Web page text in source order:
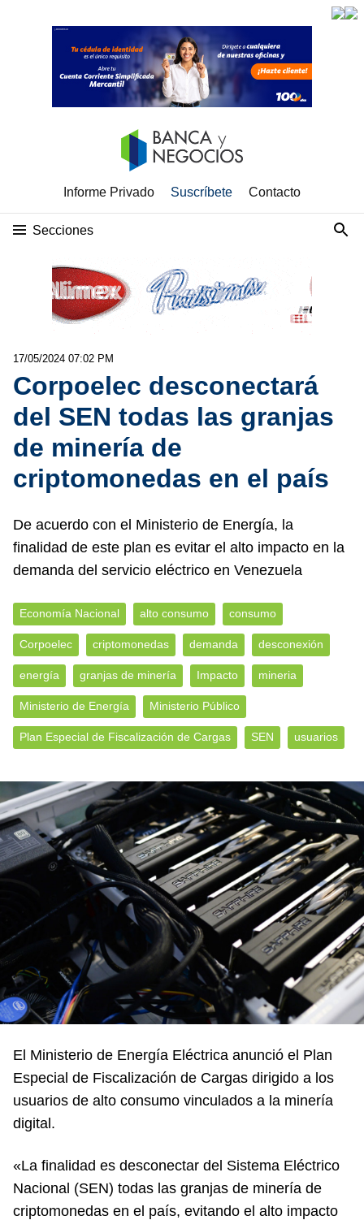
Informe Privado Suscríbete Contacto
Secciones
17/05/2024 07:02 PM
Corpoelec desconectará
del SEN todas las granjas
de minería de
criptomonedas en el país
De acuerdo con el Ministerio de Energía, la
finalidad de este plan es evitar el alto impacto en la
demanda del servicio eléctrico en Venezuela
Economía Nacional alto consumo consumo
Corpoelec criptomonedas demanda desconexión
energía granjas de minería Impacto mineria
Ministerio de Energía Ministerio Público
Plan Especial de Fiscalización de Cargas SEN usuarios
El Ministerio de Energía Eléctrica anunció el Plan
Especial de Fiscalización de Cargas dirigido a los
usuarios de alto consumo vinculados a la minería
digital.
«La finalidad es desconectar del Sistema Eléctrico
Nacional (SEN) todas las granjas de minería de
criptomonedas en el país, evitando el alto impacto